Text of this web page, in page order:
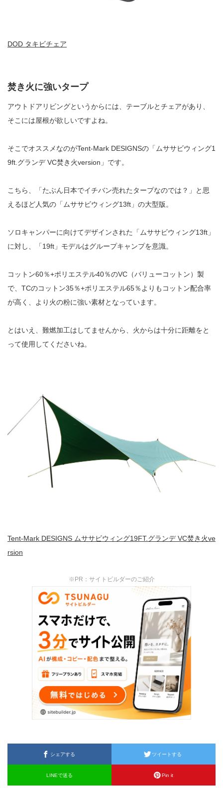
DOD タキビチェア
焚き火に強いタープ
アウトドアリビングというからには、テーブルとチェアがあり、
そこには屋根が欲しいですよね。
そこでオススメなのがTent-Mark DESIGNSの「ムササビウィング1
9ft.グランデ VC焚き火version」です。
こちら、「たぶん日本でイチバン売れたタープなのでは？」と思
えるほど人気の「ムササビウィング13ft」の大型版。
ソロキャンパーに向けてデザインされた「ムササビウィング13ft」
に対し、「19ft」モデルはグループキャンプを意識。
コットン60％+ポリエステル40％のVC（バリューコットン）製
で、TCのコットン35％+ポリエステル65％よりもコットン配合率
が高く、より火の粉に強い素材となっています。
とはいえ、難燃加工はしてませんから、火からは十分に距離をと
って使用してくださいね。
Tent-Mark DESIGNS ムササビウィング19FT.グランデ VC焚き火ve
rsion
※PR：サイトビルダーのご紹介
シェアする ツイートする
LINEで送る Pin it